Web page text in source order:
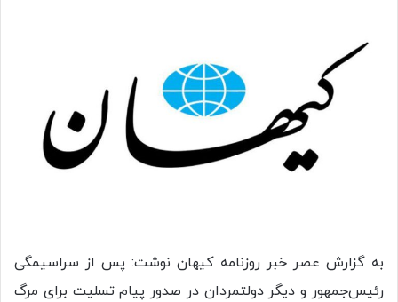
به گزارش عصر خبر روزنامه کیهان نوشت: پس از سراسیمگی
رئیس‌جمهور و دیگر دولتمردان در صدور پیام تسلیت برای مرگ